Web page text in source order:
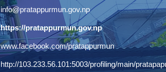
info@pratappurmun.gov.np
https://pratappurmun.gov.np
www.facebook.com/pratappurmun
http://103.233.56.101:5003/profiling/main/